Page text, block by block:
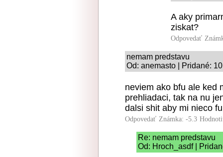
A aky
ziskat?
Odpovedať
nemam predstavu
Od: anemasto | Pridané:
neviem ako bfu ale ked
prehliadaci, tak na nu
dalsi shit aby mi nieco
Odpovedať Známka: -5.3
Re: nemam predstavu
Od: Hroch_asdf |